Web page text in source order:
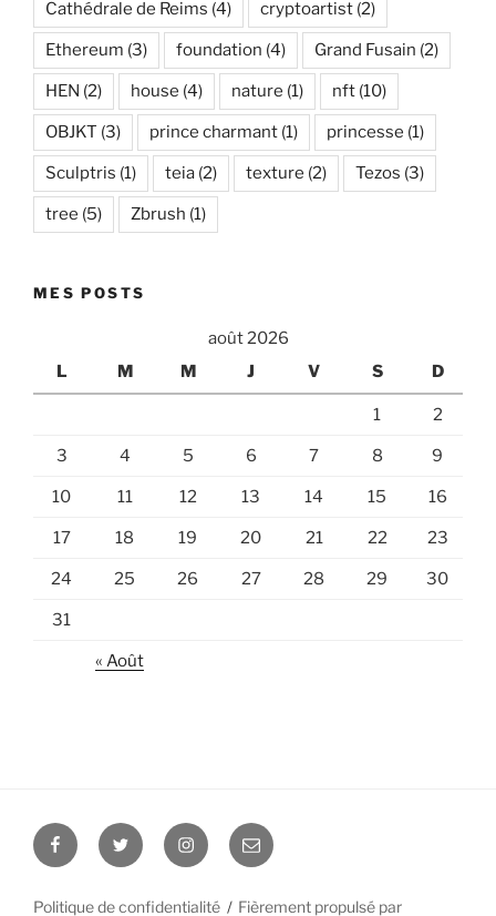
Cathédrale de Reims (4) cryptoartist (2)
Ethereum (3) foundation (4) Grand Fusain (2)
HEN (2) house (4) nature (1) nft (10)
OBJKT (3) prince charmant (1) princesse (1)
Sculptris (1) teia (2) texture (2) Tezos (3)
tree (5) Zbrush (1)
MES POSTS
août 2026
L
M M J V S D
1 2
3 4 5 6 7 8 9
10 11 12 13 14 15 16
17 18 19 20 21 22 23
24 25 26 27 28 29 30
31
« Août
FacebookTwitter Instagram
E-
mail
Politique de confidentialité Fièrement propulsé par